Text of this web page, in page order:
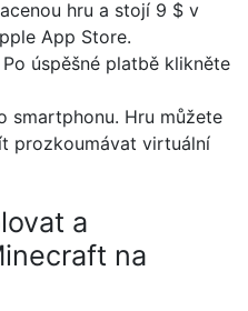
hru a stojí 9 $ v
App Store.
úspěšné platbě klikněte
smartphonu. Hru můžete
prozkoumávat virtuální
a
na